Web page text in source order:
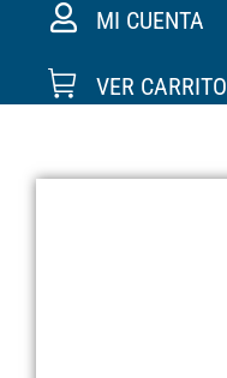
MI CUENTA
VER CARRITO